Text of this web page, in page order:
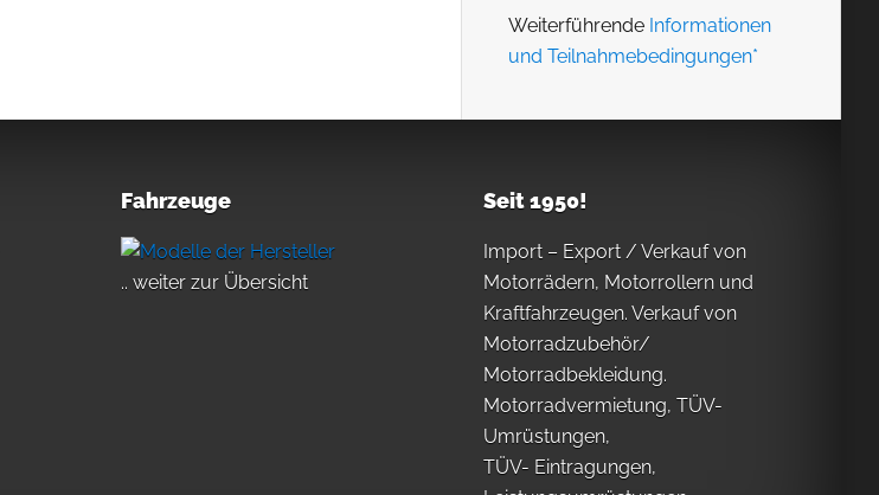
Weiterführende Informationen
und Teilnahmebedingungen*
Fahrzeuge
.. weiter zur Übersicht
Seit 1950!
Import – Export / Verkauf von
Motorrädern, Motorrollern und
Kraftfahrzeugen. Verkauf von
Motorradzubehör/
Motorradbekleidung.
Motorradvermietung, TÜV-
Umrüstungen,
TÜV- Eintragungen,